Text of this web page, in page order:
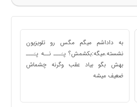
به داداشم میگم مگس رو تلویزیون
نشسته.میگه:بکشمش؟ پـَـــ نــه پـَـــ
بهش بگو بیاد عقب وگرنه چشماش
ضعیف میشه